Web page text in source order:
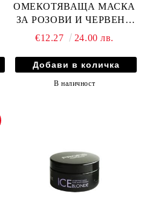
ОМЕКОТЯВАЩА МАСКА
ЗА РОЗОВИ И ЧЕРВЕНИ
НЮАНСИ С ЯГОДОВ
ЗАРОДИШ 1000мл
€12.27 24.00 лв.
В наличност